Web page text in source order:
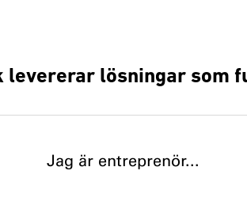
levererar lösningar som
Jag är entreprenör...